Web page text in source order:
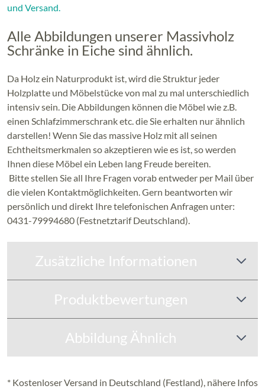
und Versand.
Alle Abbildungen unserer Massivholz
Schränke in Eiche sind ähnlich.
Da Holz ein Naturprodukt ist, wird die Struktur jeder
Holzplatte und Möbelstücke von mal zu mal unterschiedlich
intensiv sein. Die Abbildungen können die Möbel wie z.B.
einen Schlafzimmerschrank etc. die Sie erhalten nur ähnlich
darstellen! Wenn Sie das massive Holz mit all seinen
Echtheitsmerkmalen so akzeptieren wie es ist, so werden
Ihnen diese Möbel ein Leben lang Freude bereiten.
Bitte stellen Sie all Ihre Fragen vorab entweder per Mail über
die vielen Kontaktmöglichkeiten. Gern beantworten wir
persönlich und direkt Ihre telefonischen Anfragen unter:
0431-79994680 (Festnetztarif Deutschland).
Zusätzliche Informationen
Produktbewertungen
Abbildung Ähnlich
* Kostenloser Versand in Deutschland (Festland), nähere Infos